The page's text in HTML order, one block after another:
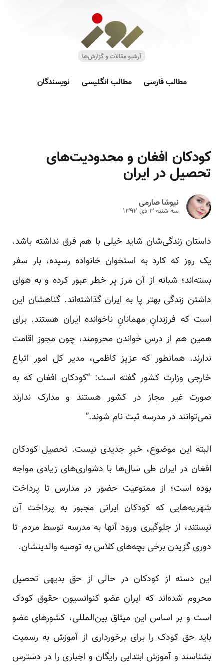
مطالب فارسی مطالب انگلیسی نویسندگان
کودکان افغان و محدودیت‌های
تحصیل در ایران
نیوشا صارمی
سه شنبه ۳ دى ۱۳۹۲
داستان‌ زندگی‌شان شاید خیلی با هم فرق نداشته باشد.
یک روز که کارد به استخوان خانواده رسیده، بار سفر
بسته‌اند؛ شبانه از آن مرز پر خطر عبور کرده‌ و به هوای
داشتن زندگی بهتر پا به ایران گذاشته‌اند. گناهشان این
است که فرزندانِ مهمانانِ ناخوانده ایران هستند. برای
همین هم از درس خواندن محرومند، چون مجوز اقامت
ندارند. همانطور که عزیز کاظمی، مدیر کل امور اتباع
خارجی وزارت کشور گفته است: “کودکان افغان که به
صورت غیر مجاز در کشور هستند و مدارک ندارند
نمی‌توانند در مدرسه ثبت نام شوند.”
البته این موضوع، خبرِ جدیدی نیست. تحصیل کودکان
افغان در ایران طی سال‌ها با دشواری‌های زیادی مواجه
بوده است؛ از ممنوعیت حضور در مدارس تا پرداخت
شهریه‌هایی که کودکان ایرانی مجبور به پرداخت آن
نیستند، از جلوگیری ورود آنها به مدرسه توسط مردم تا
دوری گزیدن برخی بچه‌های کلاس به توصیه والدینشان.
این دسته از کودکان در حالی از حق بدیهی تحصیل
محروم شده‌اند که ایران عضو کنوانسیون حقوق کودک
است و بر اساس این میثاق بین‌المللی، کشورهای عضو
باید حق کودک را برای برخورداری از آموزش به رسمیت
بشناسند و آموزش ابتدایی رایگان و اجباری را در دسترس